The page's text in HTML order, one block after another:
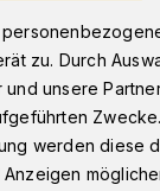
zu. Durch
unsere
werden diese